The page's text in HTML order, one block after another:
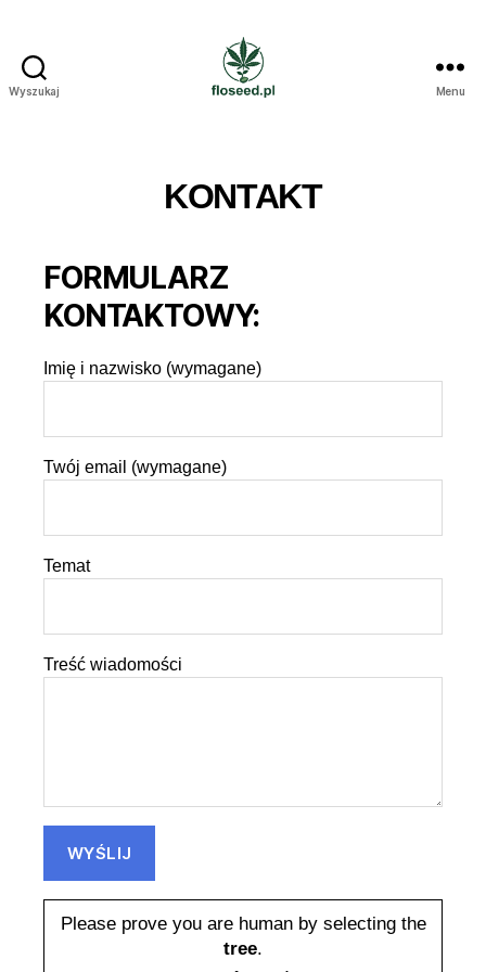
Wyszukaj Menu
KONTAKT
FORMULARZ
KONTAKTOWY:
Imię i nazwisko (wymagane)
Twój email (wymagane)
Temat
Treść wiadomości
Please prove you are human by selecting the
tree.